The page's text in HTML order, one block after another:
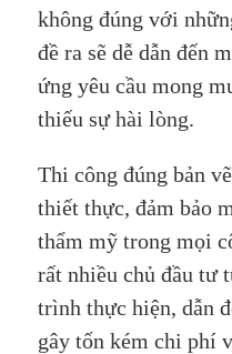
không đúng với
đề ra sẽ dễ dẫn đến
ứng yêu cầu mong
thiếu sự hài lòng.
Thi công đúng bản
thiết thực, đảm bảo
thẩm mỹ trong mọi
rất nhiều chủ đầu tư
trình thực hiện, dẫn
gây tốn kém chi phí